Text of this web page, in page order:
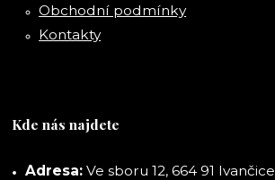
Obchodní podmínky
Kontakty
Kde nás najdete
Adresa: Ve sboru 12, 664 91 Ivančice